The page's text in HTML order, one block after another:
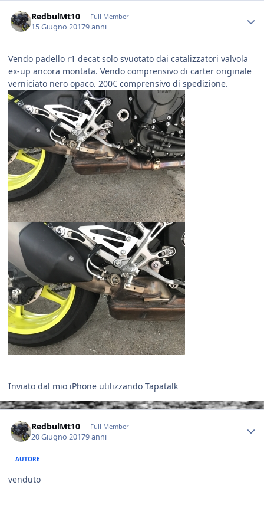
RedbulMt10 Full Member
15 Giugno 20179 anni
Vendo padello r1 decat solo svuotato dai catalizzatori valvola
ex-up ancora montata. Vendo comprensivo di carter originale
verniciato nero opaco. 200€ comprensivo di spedizione.
Inviato dal mio iPhone utilizzando Tapatalk
RedbulMt10 Full Member
20 Giugno 20179 anni
AUTORE
venduto